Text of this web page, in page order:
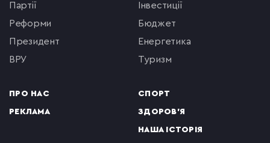
партії
реформи
президент
ВРУ
ПРО НАС
РЕКЛАМА
інвестиції
бюджет
енергетика
туризм
СПОРТ
ЗДОРОВ'Я
НАША ІСТОРІЯ